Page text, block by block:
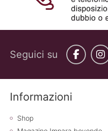
Seguici su
Informazioni
Shop